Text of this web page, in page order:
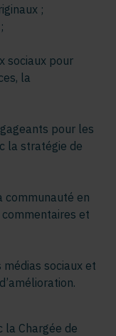
;
;
sociaux pour
la
pour les
la stratégie de
communauté en
et
sociaux et
.
la Chargée de